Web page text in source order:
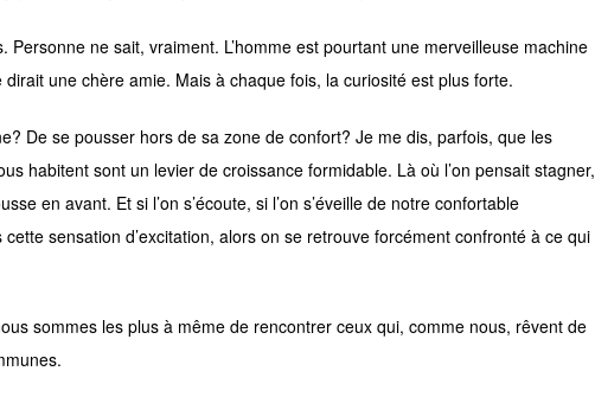
Personne ne sait, vraiment. L’homme est pourtant une merveilleuse machine
une chère amie. Mais à chaque fois, la curiosité est plus forte.
De se pousser hors de sa zone de confort? Je me dis, parfois, que les
habitent sont un levier de croissance formidable. Là où l’on pensait stagner,
en avant. Et si l’on s’écoute, si l’on s’éveille de notre confortable
cette sensation d’excitation, alors on se retrouve forcément confronté à ce qui
sommes les plus à même de rencontrer ceux qui, comme nous, rêvent de